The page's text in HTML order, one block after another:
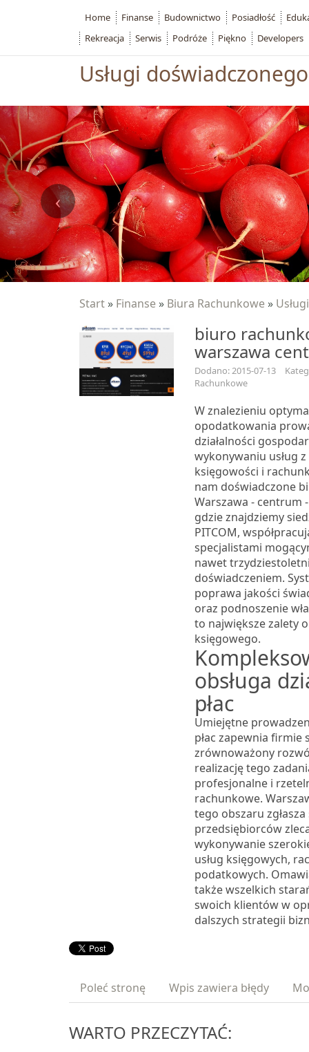
Usługi
Start » Finanse » Biura Rachunkowe »
biuro
warszawa
Dodano: 2015-07-13
Rachunkowe
W znalezieniu
opodatkowania
działalności
wykonywaniu usług
księgowości i
nam doświadczone
Warszawa - centrum
gdzie znajdziemy
PITCOM,
specjalistami
nawet
doświadczeniem.
poprawa jakości
oraz podnoszenie
to największe zalety
księgowego.
obsługa
płac
Umiejętne
płac zapewnia firmie
zrównoważony
realizację tego
profesjonalne i
rachunkowe.
tego obszaru
przedsiębiorców
wykonywanie
usług księgowych,
podatkowych.
także wszelkich
swoich klientów w
dalszych strategii
Poleć stronę Wpis zawiera błędy
WARTO PRZECZYTAĆ:
Home Finanse Budownictwo Posiadłość
Rekreacja
Serwis Podróże Piękno Developers